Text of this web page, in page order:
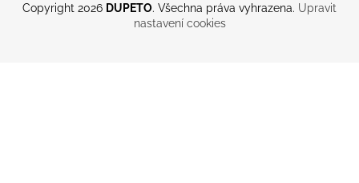
Copyright 2026 DUPETO. Všechna práva vyhrazena. Upravit
nastavení cookies